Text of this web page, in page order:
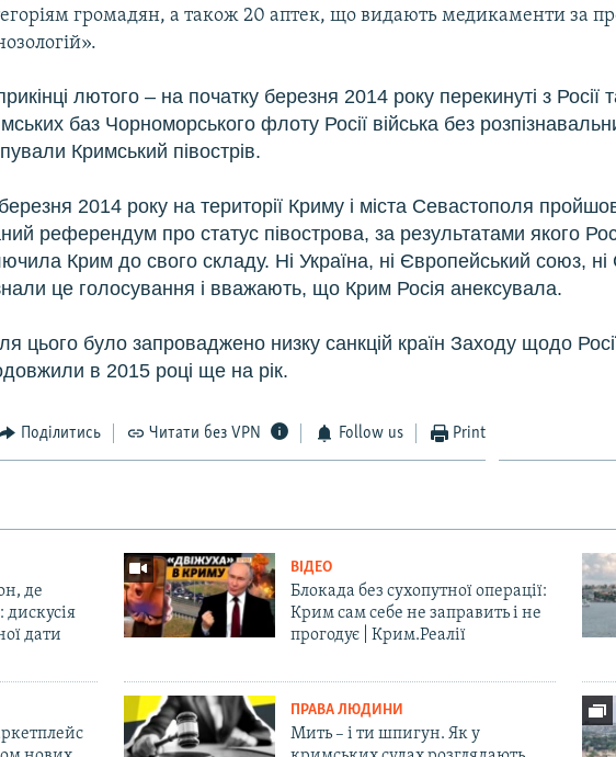
громадян, а також 20 аптек, що видають медикаменти за
лютого – на початку березня 2014 року перекинуті з Росії
баз Чорноморського флоту Росії війська без
Кримський півострів.
2014 року на території Криму і міста Севастополя
референдум про статус півострова, за результатами якого
Крим до свого складу. Ні Україна, ні Європейський союз,
це голосування і вважають, що Крим Росія анексувала.
цього було запроваджено низку санкцій країн Заходу щодо
в 2015 році ще на рік.
Поділитись Читати без VPN Follow us Print
де
дискусія
дати
ВІДЕО
Блокада без сухопутної операції:
Крим сам себе не заправить і не
прогодує | Крим.Реалії
ПРАВА ЛЮДИНИ
Мить – і ти шпигун. Як у